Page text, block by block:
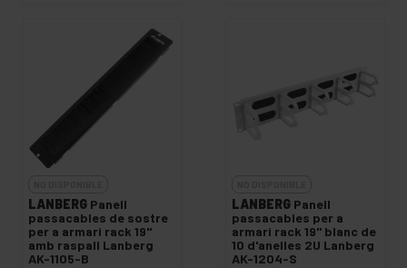
LANBERG Panell
passacables de sostre
per a armari rack 19"
amb raspall Lanberg
AK-1105-B
LANBERG Panell
passacables per a
armari rack 19" blanc de
10 d'anelles 2U Lanberg
AK-1204-S